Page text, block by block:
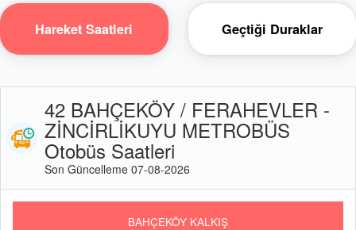
Hareket Saatleri Geçtiği Duraklar
42 BAHÇEKÖY / FERAHEVLER -
ZİNCİRLİKUYU METROBÜS
Otobüs Saatleri
Son Güncelleme 07-08-2026
BAHÇEKÖY KALKIŞ